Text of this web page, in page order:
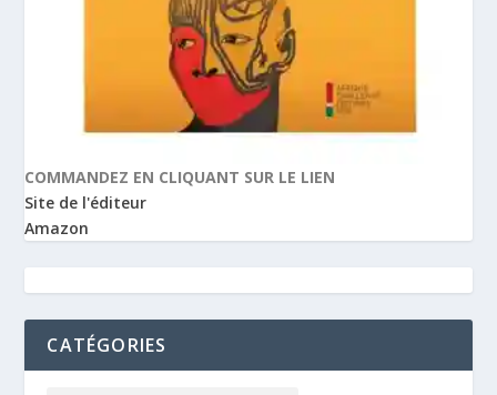
COMMANDEZ EN CLIQUANT SUR LE LIEN
Site de l'éditeur
Amazon
CATÉGORIES